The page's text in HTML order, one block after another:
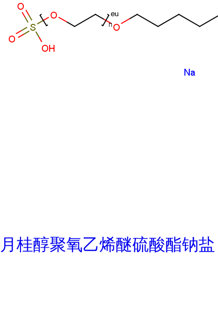
月桂醇聚氧乙烯醚硫酸酯钠盐